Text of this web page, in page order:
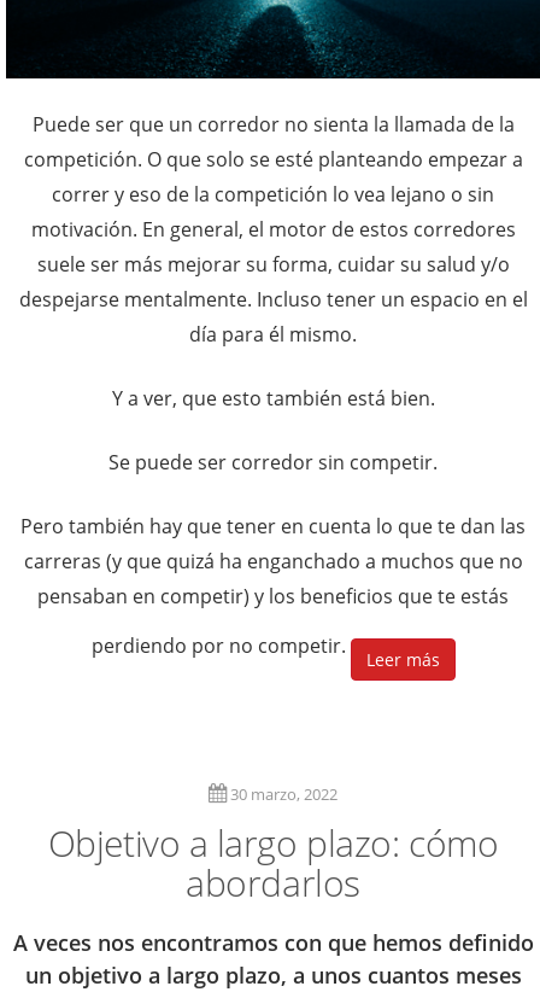
Puede ser que un corredor no sienta la llamada de la
competición. O que solo se esté planteando empezar a
correr y eso de la competición lo vea lejano o sin
motivación. En general, el motor de estos corredores
suele ser más mejorar su forma, cuidar su salud y/o
despejarse mentalmente. Incluso tener un espacio en el
día para él mismo.
Y a ver, que esto también está bien.
Se puede ser corredor sin competir.
Pero también hay que tener en cuenta lo que te dan las
carreras (y que quizá ha enganchado a muchos que no
pensaban en competir) y los beneficios que te estás
perdiendo por no competir.
Leer más
30 marzo, 2022
Objetivo a largo plazo: cómo
abordarlos
A veces nos encontramos con que hemos definido
un objetivo a largo plazo, a unos cuantos meses